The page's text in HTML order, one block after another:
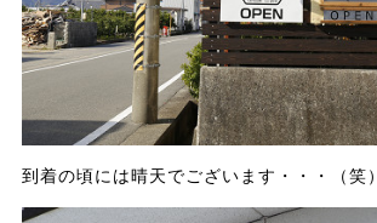
到着の頃には晴天でございます・・・（笑）